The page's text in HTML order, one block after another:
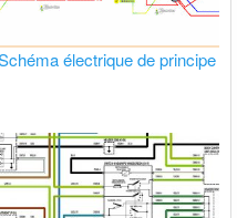
électrique de principe